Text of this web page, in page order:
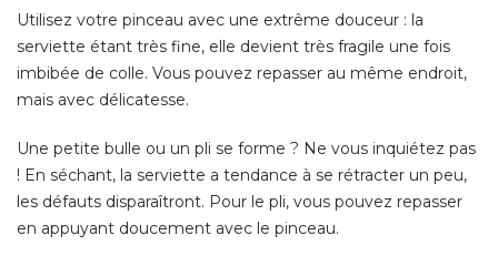
Utilisez votre pinceau avec une extrême douceur : la
serviette étant très fine, elle devient très fragile une fois
imbibée de colle. Vous pouvez repasser au même endroit,
mais avec délicatesse.
Une petite bulle ou un pli se forme ? Ne vous inquiétez pas
! En séchant, la serviette a tendance à se rétracter un peu,
les défauts disparaîtront. Pour le pli, vous pouvez repasser
en appuyant doucement avec le pinceau.